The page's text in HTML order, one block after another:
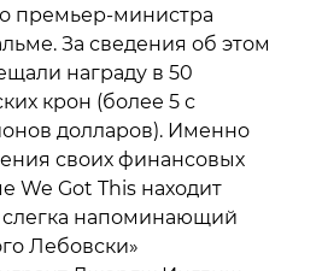
премьер-министра
За сведения об этом
награду в 50
крон (более 5 с
долларов). Именно
своих финансовых
We Got This находит
напоминающий
Лебовски»